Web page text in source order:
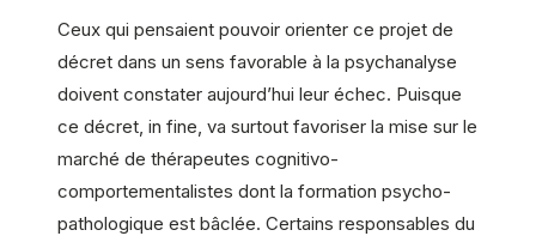
Ceux qui pensaient pouvoir orienter ce projet de
décret dans un sens favorable à la psychanalyse
doivent constater aujourd’hui leur échec. Puisque
ce décret, in fine, va surtout favoriser la mise sur le
marché de thérapeutes cognitivo-
comportementalistes dont la formation psycho-
pathologique est bâclée. Certains responsables du